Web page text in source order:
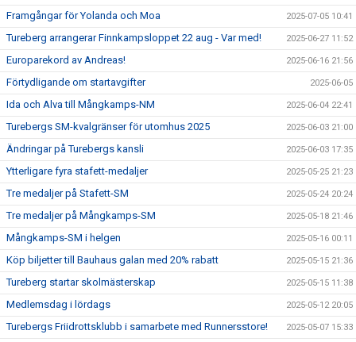
Framgångar för Yolanda och Moa 2025-07-05 10:41
Tureberg arrangerar Finnkampsloppet 22 aug - Var med! 2025-06-27 11:52
Europarekord av Andreas! 2025-06-16 21:56
Förtydligande om startavgifter 2025-06-05
Ida och Alva till Mångkamps-NM 2025-06-04 22:41
Turebergs SM-kvalgränser för utomhus 2025 2025-06-03 21:00
Ändringar på Turebergs kansli 2025-06-03 17:35
Ytterligare fyra stafett-medaljer 2025-05-25 21:23
Tre medaljer på Stafett-SM 2025-05-24 20:24
Tre medaljer på Mångkamps-SM 2025-05-18 21:46
Mångkamps-SM i helgen 2025-05-16 00:11
Köp biljetter till Bauhaus galan med 20% rabatt 2025-05-15 21:36
Tureberg startar skolmästerskap 2025-05-15 11:38
Medlemsdag i lördags 2025-05-12 20:05
Turebergs Friidrottsklubb i samarbete med Runnersstore! 2025-05-07 15:33